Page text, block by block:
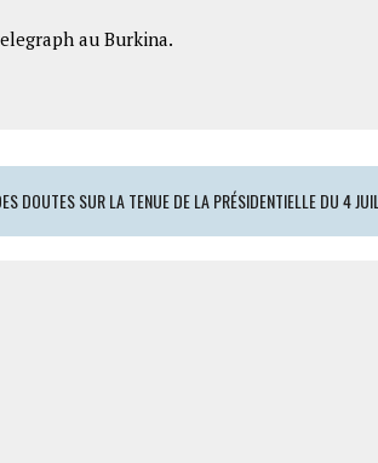
au Burkina.
DOUTES SUR LA TENUE DE LA PRÉSIDENTIELLE DU 4